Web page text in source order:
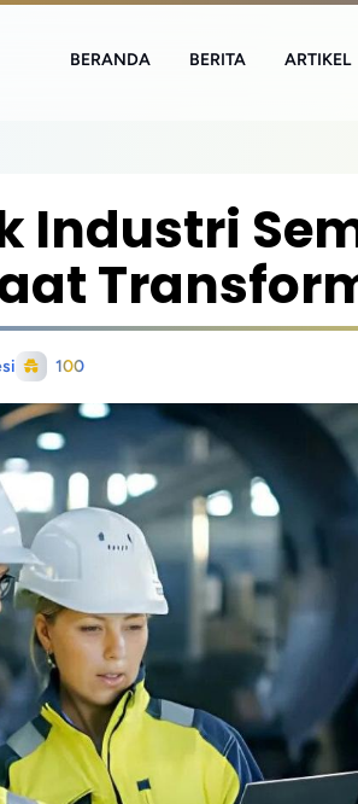
BERANDA BERITA ARTIKEL
Industri
100